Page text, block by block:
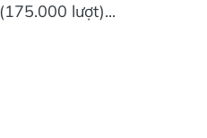
lượt)...